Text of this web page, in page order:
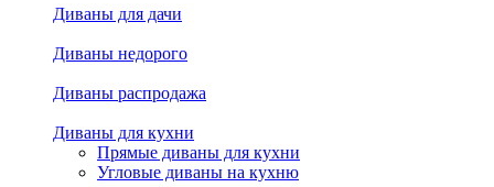
Диваны для дачи
Диваны недорого
Диваны распродажа
Диваны для кухни
Прямые диваны для кухни
Угловые диваны на кухню